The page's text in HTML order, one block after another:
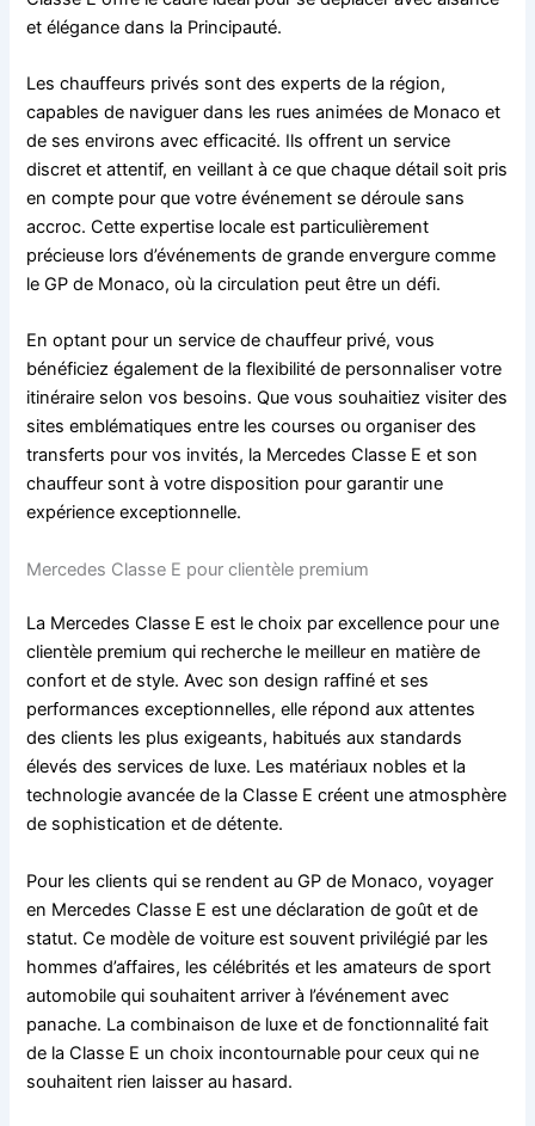
et élégance dans la Principauté.
Les chauffeurs privés sont des experts de la région,
capables de naviguer dans les rues animées de Monaco et
de ses environs avec efficacité. Ils offrent un service
discret et attentif, en veillant à ce que chaque détail soit pris
en compte pour que votre événement se déroule sans
accroc. Cette expertise locale est particulièrement
précieuse lors d’événements de grande envergure comme
le GP de Monaco, où la circulation peut être un défi.
En optant pour un service de chauffeur privé, vous
bénéficiez également de la flexibilité de personnaliser votre
itinéraire selon vos besoins. Que vous souhaitiez visiter des
sites emblématiques entre les courses ou organiser des
transferts pour vos invités, la Mercedes Classe E et son
chauffeur sont à votre disposition pour garantir une
expérience exceptionnelle.
Mercedes Classe E pour clientèle premium
La Mercedes Classe E est le choix par excellence pour une
clientèle premium qui recherche le meilleur en matière de
confort et de style. Avec son design raffiné et ses
performances exceptionnelles, elle répond aux attentes
des clients les plus exigeants, habitués aux standards
élevés des services de luxe. Les matériaux nobles et la
technologie avancée de la Classe E créent une atmosphère
de sophistication et de détente.
Pour les clients qui se rendent au GP de Monaco, voyager
en Mercedes Classe E est une déclaration de goût et de
statut. Ce modèle de voiture est souvent privilégié par les
hommes d’affaires, les célébrités et les amateurs de sport
automobile qui souhaitent arriver à l’événement avec
panache. La combinaison de luxe et de fonctionnalité fait
de la Classe E un choix incontournable pour ceux qui ne
souhaitent rien laisser au hasard.